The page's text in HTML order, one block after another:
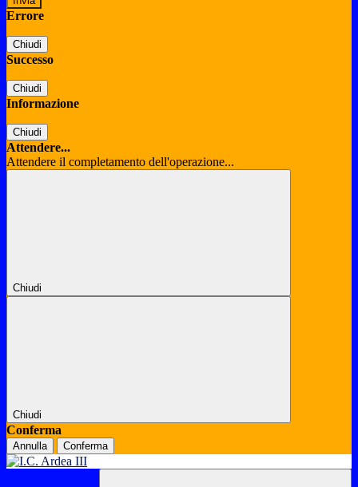
Errore
Chiudi
Successo
Chiudi
Informazione
Chiudi
Attendere...
Attendere il completamento dell'operazione...
Chiudi
Chiudi
Conferma
Annulla Conferma